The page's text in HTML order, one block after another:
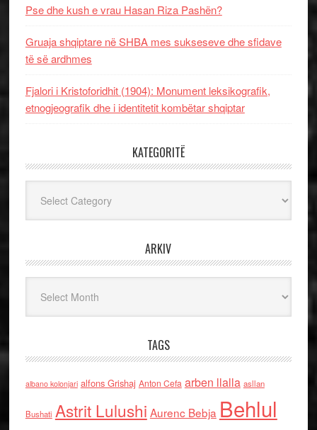
Pse dhe kush e vrau Hasan Riza Pashën?
Gruaja shqiptare në SHBA mes sukseseve dhe sfidave
të së ardhmes
Fjalori i Kristoforidhit (1904): Monument leksikografik,
etnogjeografik dhe i identitetit kombëtar shqiptar
KATEGORITË
ARKIV
TAGS
albano kolonjari alfons Grishaj Anton Cefa arben llalla asllan
Bushati Astrit Lulushi Aurenc Bebja Behlul